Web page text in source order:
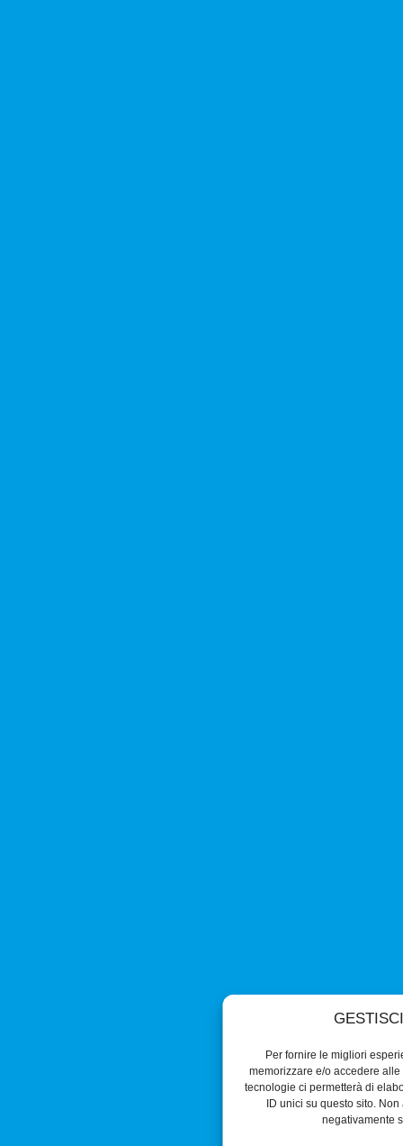
Per fornire le migliori
memorizzare e/o accedere
tecnologie ci permetterà di
ID unici su questo sito.
negativamente